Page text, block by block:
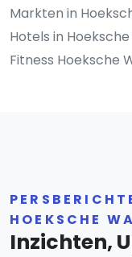
Markten in
Hotels in
Fitness Hoeksche
HOEKSCHE
Inzichten,